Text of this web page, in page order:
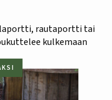
rautaportti tai
kulkemaan